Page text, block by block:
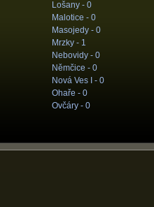
Lošany - 0
Malotice - 0
Masojedy - 0
Mrzky - 1
Nebovidy - 0
Němčice - 0
Nová Ves I - 0
Ohaře - 0
Ovčáry - 0